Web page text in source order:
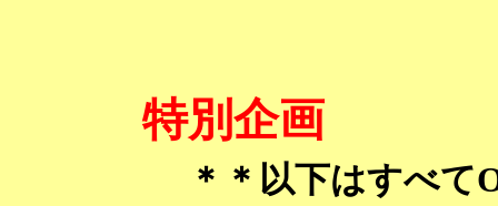
特別企画
＊＊以下はすべて